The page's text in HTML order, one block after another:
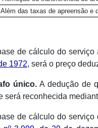
das taxas de apreensão
de cálculo do
1972, será o preço
único.A dedução de
será reconhecida
de cálculo do